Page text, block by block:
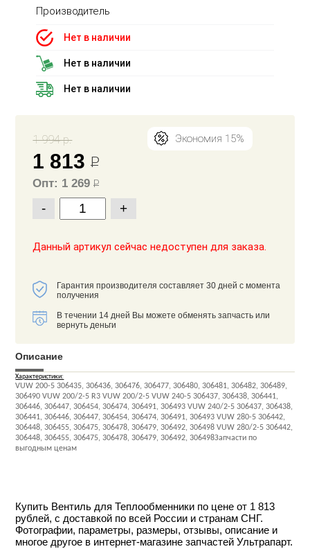
Производитель
Нет в наличии
Нет в наличии
Нет в наличии
1 994 р. Экономия 15%
1 813Р
Опт: 1 269Р
- +
Данный артикул сейчас недоступен для заказа.
Гарантия производителя составляет 30 дней с момента
получения
В течении 14 дней Вы можете обменять запчасть или
вернуть деньги
Описание
Характеристики:
VUW 200-5 306435, 306436, 306476, 306477, 306480, 306481, 306482, 306489,
306490 VUW 200/2-5 R3 VUW 200/2-5 VUW 240-5 306437, 306438, 306441,
306446, 306447, 306454, 306474, 306491, 306493 VUW 240/2-5 306437, 306438,
306441, 306446, 306447, 306454, 306474, 306491, 306493 VUW 280-5 306442,
306448, 306455, 306475, 306478, 306479, 306492, 306498 VUW 280/2-5 306442,
306448, 306455, 306475, 306478, 306479, 306492, 306498Запчасти по
выгодным ценам
Купить Вентиль для Теплообменники по цене от 1 813
рублей, с доставкой по всей России и странам СНГ.
Фотографии, параметры, размеры, отзывы, описание и
многое другое в интернет-магазине запчастей Ультрапарт.